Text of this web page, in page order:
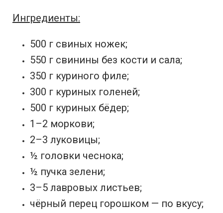
Ингредиенты:
500 г свиных ножек;
550 г свинины без кости и сала;
350 г куриного филе;
300 г куриных голеней;
500 г куриных бёдер;
1–2 моркови;
2–3 луковицы;
½ головки чеснока;
½ пучка зелени;
3–5 лавровых листьев;
чёрный перец горошком — по вкусу;